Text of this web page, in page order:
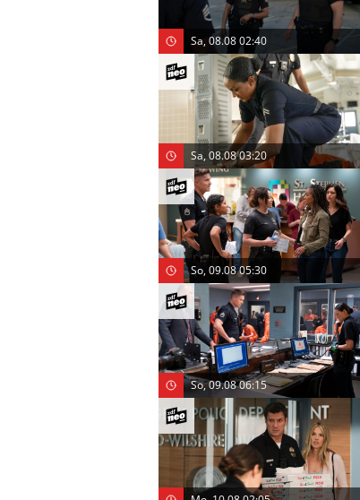
Sa, 08.08 02:40
Sa, 08.08 03:20
So, 09.08 05:30
So, 09.08 06:15